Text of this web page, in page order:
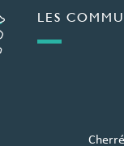
LES
Cherré